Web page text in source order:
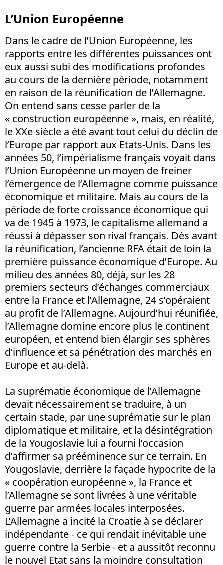
L’Union Européenne
Dans le cadre de l’Union Européenne, les
rapports entre les différentes puissances ont
eux aussi subi des modifications profondes
au cours de la dernière période, notamment
en raison de la réunification de l’Allemagne.
On entend sans cesse parler de la
« construction européenne », mais, en réalité,
le XXe siècle a été avant tout celui du déclin de
l’Europe par rapport aux Etats-Unis. Dans les
années 50, l’impérialisme français voyait dans
l’Union Européenne un moyen de freiner
l’émergence de l’Allemagne comme puissance
économique et militaire. Mais au cours de la
période de forte croissance économique qui
va de 1945 à 1973, le capitalisme allemand a
réussi à dépasser son rival français. Dès avant
la réunification, l’ancienne RFA était de loin la
première puissance économique d’Europe. Au
milieu des années 80, déjà, sur les 28
premiers secteurs d’échanges commerciaux
entre la France et l’Allemagne, 24 s’opéraient
au profit de l’Allemagne. Aujourd’hui réunifiée,
l’Allemagne domine encore plus le continent
européen, et entend bien élargir ses sphères
d’influence et sa pénétration des marchés en
Europe et au-delà.
La suprématie économique de l’Allemagne
devait nécessairement se traduire, à un
certain stade, par une suprématie sur le plan
diplomatique et militaire, et la désintégration
de la Yougoslavie lui a fourni l’occasion
d’affirmer sa prééminence sur ce terrain. En
Yougoslavie, derrière la façade hypocrite de la
« coopération européenne », la France et
l’Allemagne se sont livrées à une véritable
guerre par armées locales interposées.
L’Allemagne a incité la Croatie à se déclarer
indépendante - ce qui rendait inévitable une
guerre contre la Serbie - et a aussitôt reconnu
le nouvel Etat sans la moindre consultation